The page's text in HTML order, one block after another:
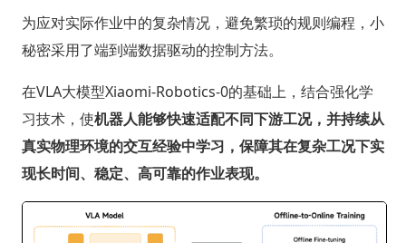
为应对实际作业中的复杂情况，避免繁琐的规则编程，小
秘密采用了端到端数据驱动的控制方法。
在VLA大模型Xiaomi-Robotics-0的基础上，结合强化学
习技术，使机器人能够快速适配不同下游工况，并持续从
真实物理环境的交互经验中学习，保障其在复杂工况下实
现长时间、稳定、高可靠的作业表现。